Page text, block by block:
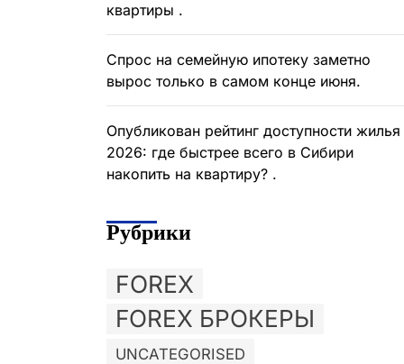
квартиры .
Спрос на семейную ипотеку заметно
вырос только в самом конце июня.
Опубликован рейтинг доступности жилья
2026: где быстрее всего в Сибири
накопить на квартиру? .
Рубрики
FOREX
FOREX БРОКЕРЫ
UNCATEGORISED